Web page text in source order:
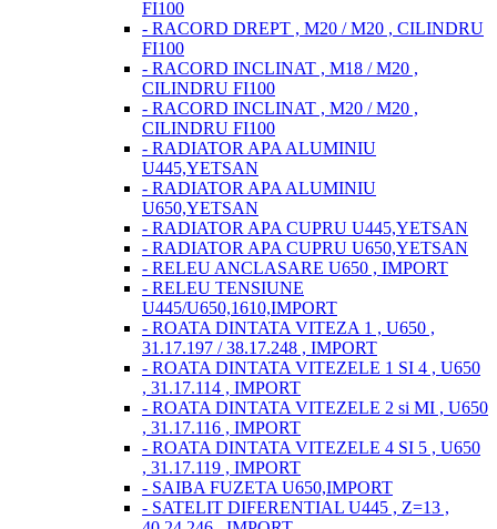
FI100
- RACORD DREPT , M20 / M20 , CILINDRU
FI100
- RACORD INCLINAT , M18 / M20 ,
CILINDRU FI100
- RACORD INCLINAT , M20 / M20 ,
CILINDRU FI100
- RADIATOR APA ALUMINIU
U445,YETSAN
- RADIATOR APA ALUMINIU
U650,YETSAN
- RADIATOR APA CUPRU U445,YETSAN
- RADIATOR APA CUPRU U650,YETSAN
- RELEU ANCLASARE U650 , IMPORT
- RELEU TENSIUNE
U445/U650,1610,IMPORT
- ROATA DINTATA VITEZA 1 , U650 ,
31.17.197 / 38.17.248 , IMPORT
- ROATA DINTATA VITEZELE 1 SI 4 , U650
, 31.17.114 , IMPORT
- ROATA DINTATA VITEZELE 2 si MI , U650
, 31.17.116 , IMPORT
- ROATA DINTATA VITEZELE 4 SI 5 , U650
, 31.17.119 , IMPORT
- SAIBA FUZETA U650,IMPORT
- SATELIT DIFERENTIAL U445 , Z=13 ,